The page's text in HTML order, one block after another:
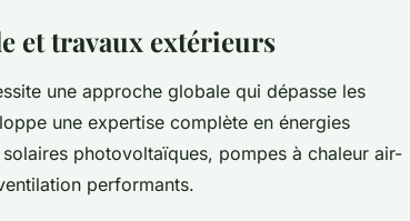
et travaux extérieurs
une approche globale qui dépasse les
une expertise complète en énergies
photovoltaïques, pompes à chaleur air-
performants.